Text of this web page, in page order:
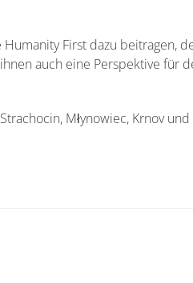
First dazu beitragen,
auch eine Perspektive für
Młynowiec, Krnov und